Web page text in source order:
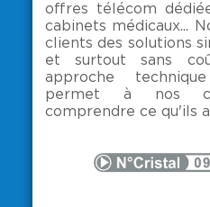
offres télécom
cabinets médicaux...
clients des solutions
et surtout sans
approche
permet à nos
comprendre ce qu'ils